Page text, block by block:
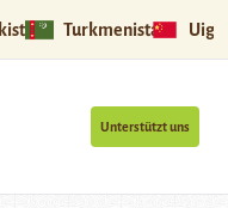
Turkmenistan
Unterstützt uns